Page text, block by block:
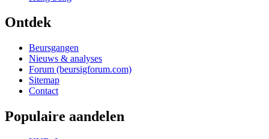
Ontdek
Beursgangen
Nieuws & analyses
Forum (beursigforum.com)
Sitemap
Contact
Populaire aandelen